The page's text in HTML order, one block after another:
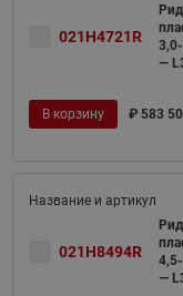
021H4721R
—
В корзину ₽ 583
021H8494R
—